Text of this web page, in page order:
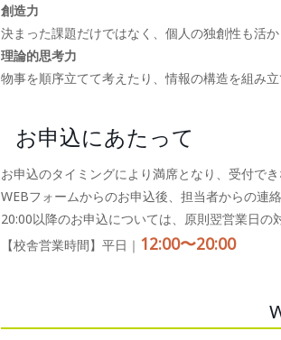
創造力
決まった課題だけではなく、個人の独創性も活
理論的思考力
物事を順序立てて考えたり、情報の構造を組み
お申込にあたって
お申込のタイミングにより満席となり、受付で
WEBフォームからのお申込後、担当者からの連
20:00以降のお申込については、原則翌営業日の
【校舎営業時間】平日｜ 12:00〜20:00